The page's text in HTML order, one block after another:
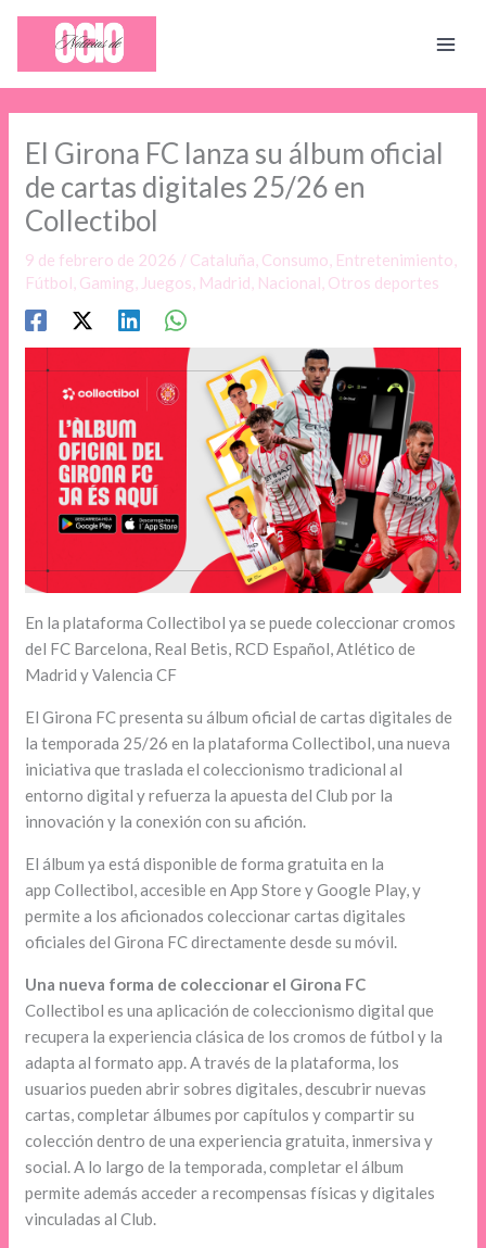
contenido
El Girona FC lanza su álbum oficial
de cartas digitales 25/26 en
Collectibol
9 de febrero de 2026 / Cataluña, Consumo, Entretenimiento,
Fútbol, Gaming, Juegos, Madrid, Nacional, Otros deportes
En la plataforma Collectibol ya se puede coleccionar cromos
del FC Barcelona, Real Betis, RCD Español, Atlético de
Madrid y Valencia CF
El Girona FC presenta su álbum oficial de cartas digitales de
la temporada 25/26 en la plataforma Collectibol, una nueva
iniciativa que traslada el coleccionismo tradicional al
entorno digital y refuerza la apuesta del Club por la
innovación y la conexión con su afición.
El álbum ya está disponible de forma gratuita en la
app Collectibol, accesible en App Store y Google Play, y
permite a los aficionados coleccionar cartas digitales
oficiales del Girona FC directamente desde su móvil.
Una nueva forma de coleccionar el Girona FC
Collectibol es una aplicación de coleccionismo digital que
recupera la experiencia clásica de los cromos de fútbol y la
adapta al formato app. A través de la plataforma, los
usuarios pueden abrir sobres digitales, descubrir nuevas
cartas, completar álbumes por capítulos y compartir su
colección dentro de una experiencia gratuita, inmersiva y
social. A lo largo de la temporada, completar el álbum
permite además acceder a recompensas físicas y digitales
vinculadas al Club.